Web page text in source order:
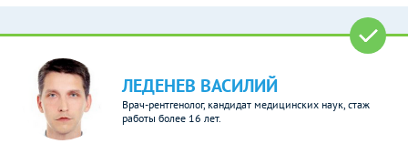
ЛЕДЕНЕВ ВАСИЛИЙ
Врач-рентгенолог, кандидат медицинских наук, стаж
работы более 16 лет.